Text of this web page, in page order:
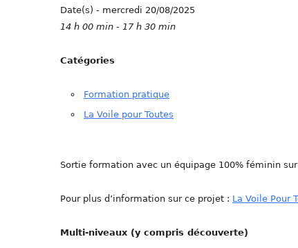
Date(s) - mercredi 20/08/2025
14 h 00 min - 17 h 30 min
Catégories
Formation pratique
La Voile pour Toutes
Sortie formation avec un équipage 100% féminin
Pour plus d’information sur ce projet : La Voile Pour
Multi-niveaux (y compris découverte)